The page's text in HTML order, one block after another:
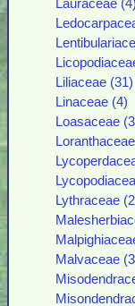
Lauraceae (4)
Liliaceae (31)
Linaceae (4)
Loasaceae
Lythraceae
Malvaceae